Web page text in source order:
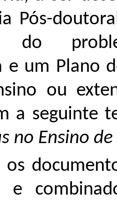
Pós-
do
e um Plano
ou
a seguinte
no Ensino
os
e